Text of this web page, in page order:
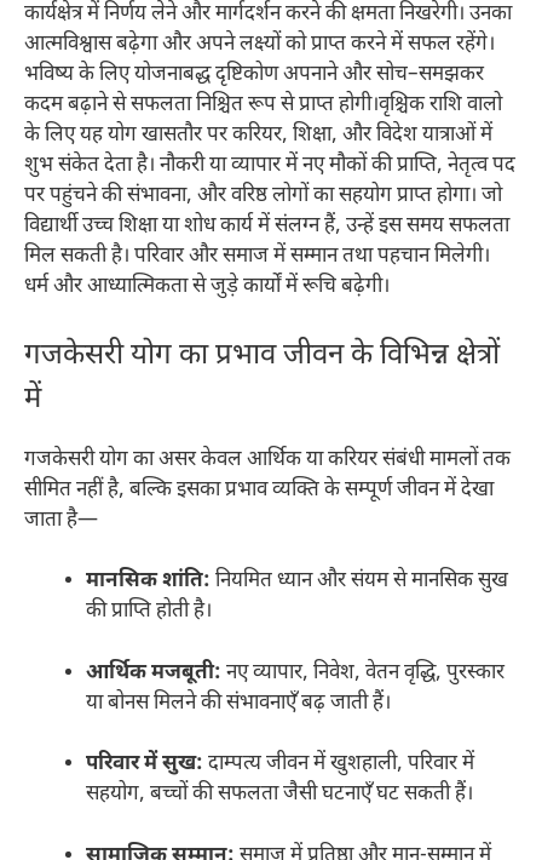
कार्यक्षेत्र में निर्णय लेने और मार्गदर्शन करने की क्षमता निखरेगी। उनका
आत्मविश्वास बढ़ेगा और अपने लक्ष्यों को प्राप्त करने में सफल रहेंगे।
भविष्य के लिए योजनाबद्ध दृष्टिकोण अपनाने और सोच–समझकर
कदम बढ़ाने से सफलता निश्चित रूप से प्राप्त होगी।​वृश्चिक राशि वालो
के लिए यह योग खासतौर पर करियर, शिक्षा, और विदेश यात्राओं में
शुभ संकेत देता है। नौकरी या व्यापार में नए मौकों की प्राप्ति, नेतृत्व पद
पर पहुंचने की संभावना, और वरिष्ठ लोगों का सहयोग प्राप्त होगा। जो
विद्यार्थी उच्च शिक्षा या शोध कार्य में संलग्न हैं, उन्हें इस समय सफलता
मिल सकती है। परिवार और समाज में सम्मान तथा पहचान मिलेगी।
धर्म और आध्यात्मिकता से जुड़े कार्यों में रूचि बढ़ेगी।​
गजकेसरी योग का प्रभाव जीवन के विभिन्न क्षेत्रों
में
गजकेसरी योग का असर केवल आर्थिक या करियर संबंधी मामलों तक
सीमित नहीं है, बल्कि इसका प्रभाव व्यक्ति के सम्पूर्ण जीवन में देखा
जाता है—
मानसिक शांति: नियमित ध्यान और संयम से मानसिक सुख
की प्राप्ति होती है।​
आर्थिक मजबूती: नए व्यापार, निवेश, वेतन वृद्धि, पुरस्कार
या बोनस मिलने की संभावनाएँ बढ़ जाती हैं।​
परिवार में सुख: दाम्पत्य जीवन में खुशहाली, परिवार में
सहयोग, बच्चों की सफलता जैसी घटनाएँ घट सकती हैं।​